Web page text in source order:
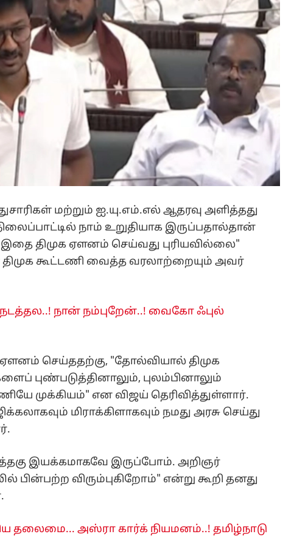
மற்றும் ஐ.யு.எம்.எல் ஆதரவு அளித்தது
நாம் உறுதியாக இருப்பதால்தான்
திமுக ஏளனம் செய்வது புரியவில்லை"
திமுக கூட்டணி வைத்த வரலாற்றையும் அவர்
நடத்தல..! நான் நம்புறேன்..! வைகோ ஃபுல்
செய்ததற்கு, "தோல்வியால் திமுக
புண்படுத்தினாலும், புலம்பினாலும்
முக்கியம்" என விஜய் தெரிவித்துள்ளார்.
மிராக்கிளாகவும் நமது அரசு செய்து
இயக்கமாகவே இருப்போம். அறிஞர்
விரும்புகிறோம்" என்று கூறி தனது
தலைமை... அஸ்ரா கார்க் நியமனம்..! தமிழ்நாடு